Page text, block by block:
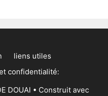
liens utiles
confidentialité:
DOUAI • Construit avec